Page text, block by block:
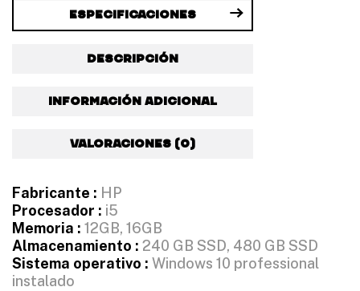
Especificaciones
Descripción
Información adicional
Valoraciones (0)
Fabricante : HP
Procesador : i5
Memoria : 12GB, 16GB
Almacenamiento : 240 GB SSD, 480 GB SSD
Sistema operativo : Windows 10 professional
instalado